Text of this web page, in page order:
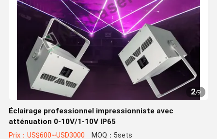
2/9
Éclairage professionnel impressionniste avec
atténuation 0-10V/1-10V IP65
Prix：US$600~USD3000 MOQ：5sets